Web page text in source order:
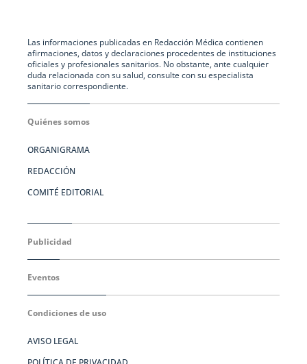
Las informaciones publicadas en Redacción Médica contienen
afirmaciones, datos y declaraciones procedentes de instituciones
oficiales y profesionales sanitarios. No obstante, ante cualquier
duda relacionada con su salud, consulte con su especialista
sanitario correspondiente.
Quiénes somos
ORGANIGRAMA
REDACCIÓN
COMITÉ EDITORIAL
Publicidad
Eventos
Condiciones de uso
AVISO LEGAL